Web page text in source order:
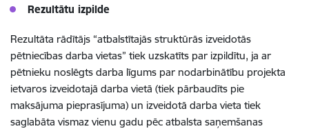
Rezultātu izpilde
Rezultāta rādītājs “atbalstītajās struktūrās izveidotās
pētniecības darba vietas” tiek uzskatīts par izpildītu, ja ar
pētnieku noslēgts darba līgums par nodarbinātību projekta
ietvaros izveidotajā darba vietā (tiek pārbaudīts pie
maksājuma pieprasījuma) un izveidotā darba vieta tiek
saglabāta vismaz vienu gadu pēc atbalsta saņemšanas